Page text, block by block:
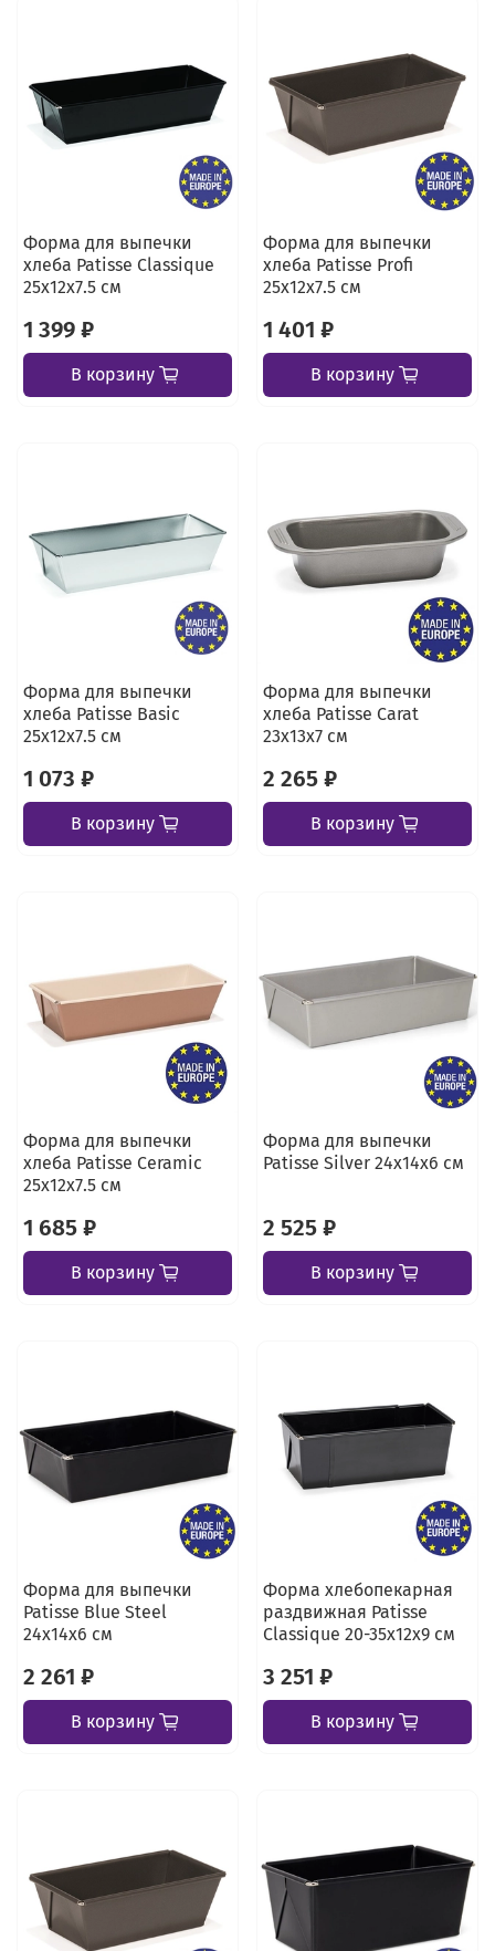
Форма для выпечки
хлеба Patisse Classique
25х12х7.5 см
1 399 ₽
В корзину
Форма для выпечки
хлеба Patisse Profi
25х12х7.5 см
1 401 ₽
В корзину
Форма для выпечки
хлеба Patisse Basic
25х12х7.5 см
1 073 ₽
В корзину
Форма для выпечки
хлеба Patisse Carat
23х13х7 см
2 265 ₽
В корзину
Форма для выпечки
хлеба Patisse Ceramic
25х12х7.5 см
1 685 ₽
В корзину
Форма для выпечки
Patisse Silver 24х14х6 см
2 525 ₽
В корзину
Форма для выпечки
Patisse Blue Steel
24х14х6 см
2 261 ₽
В корзину
Форма хлебопекарная
раздвижная Patisse
Classique 20-35х12х9 см
3 251 ₽
В корзину